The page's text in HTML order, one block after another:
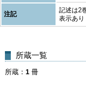
注記
記述は2
表示あり
所蔵一覧
所蔵 1 冊